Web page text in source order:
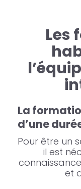
Les
La
d’une
Pour être un
il est
et